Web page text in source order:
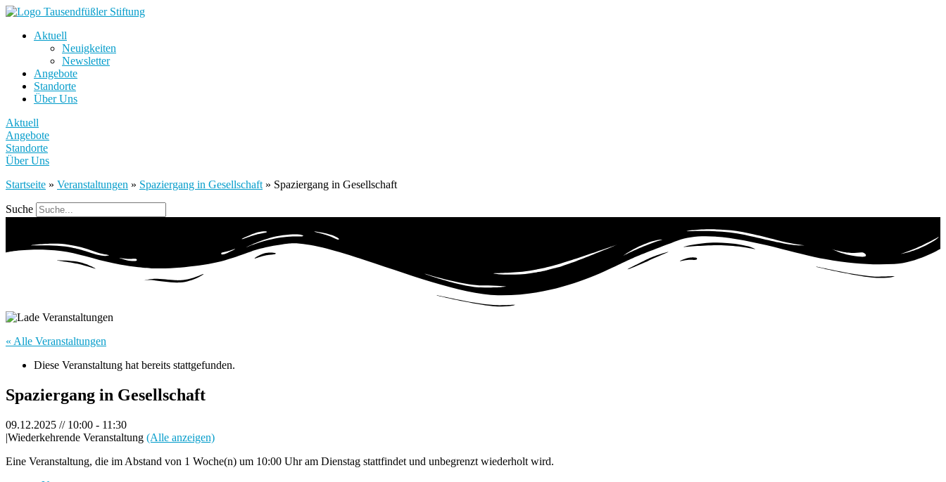
Aktuell
Neuigkeiten
Newsletter
Angebote
Standorte
Über Uns
Aktuell
Angebote
Standorte
Über Uns
Startseite » Veranstaltungen » Spaziergang in Gesellschaft » Spaziergang in Gesellschaft
Suche
« Alle Veranstaltungen
Diese Veranstaltung hat bereits stattgefunden.
Spaziergang in Gesellschaft
09.12.2025 // 10:00 - 11:30
|Wiederkehrende Veranstaltung (Alle anzeigen)
Eine Veranstaltung, die im Abstand von 1 Woche(n) um 10:00 Uhr am Dienstag stattfindet und unbegrenzt wiederholt wird.